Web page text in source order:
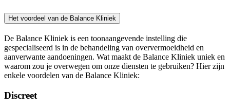
Het voordeel van de Balance Kliniek
De Balance Kliniek is een toonaangevende instelling die
gespecialiseerd is in de behandeling van oververmoeidheid en
aanverwante aandoeningen. Wat maakt de Balance Kliniek uniek en
waarom zou je overwegen om onze diensten te gebruiken? Hier zijn
enkele voordelen van de Balance Kliniek:
Discreet